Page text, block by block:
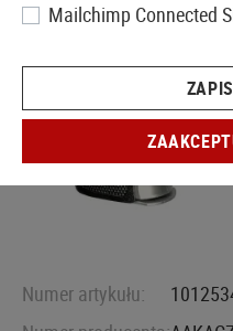
Numer artykułu:
Mailchimp Connected